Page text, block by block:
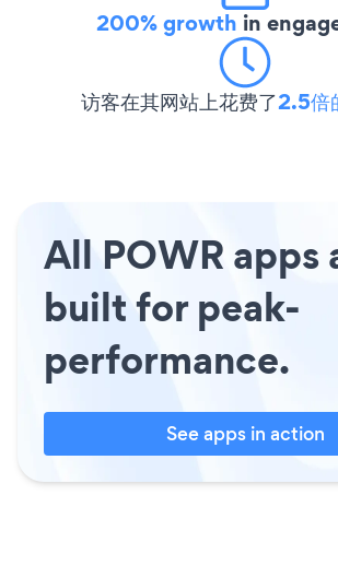
200% growth in
访客在其网站上花费了2.5倍
All POWR apps
built for peak-
performance.
See apps in action